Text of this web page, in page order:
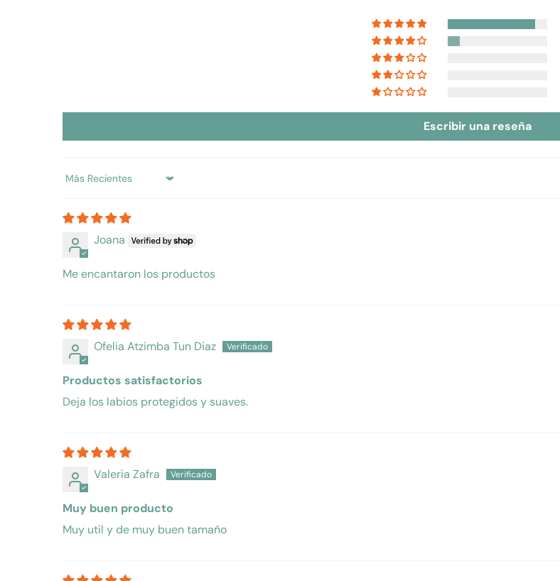
Escribir una reseña
Sort by
Joana
Me encantaron los productos
Ofelia Atzimba Tun Diaz
Productos satisfactorios
Deja los labios protegidos y suaves.
Valeria Zafra
Muy buen producto
Muy util y de muy buen tamaño